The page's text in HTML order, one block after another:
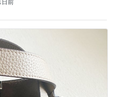
読む